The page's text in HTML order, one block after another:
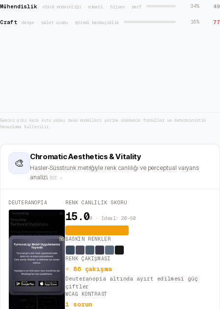
Mühendislik · stack modernliği · mimari · hijyen · perf 34% 49
Craft·denge · palet uyumu · görsel karmaşıklık 16% 77
Gemini gibi kara kutu yapay zeka modelleri yerine akademik formüller ve deterministik
hesaplama kullanılır.
🎨
Chromatic Aesthetics & Vitality
Hasler-Süsstrunk metriğiyle renk canlılığı ve perceptual varyans
analizi. DOI ↗
DEUTERANOPIA RENK CANLILIK SKORU
15.0M · İdeal: 20–50
BASKIN RENKLER
RENK ÇAKIŞMASI
⚡ 86 çakışma
Deuteranopia altında ayırt edilmesi güç
çiftler
WCAG KONTRAST
1 sorun